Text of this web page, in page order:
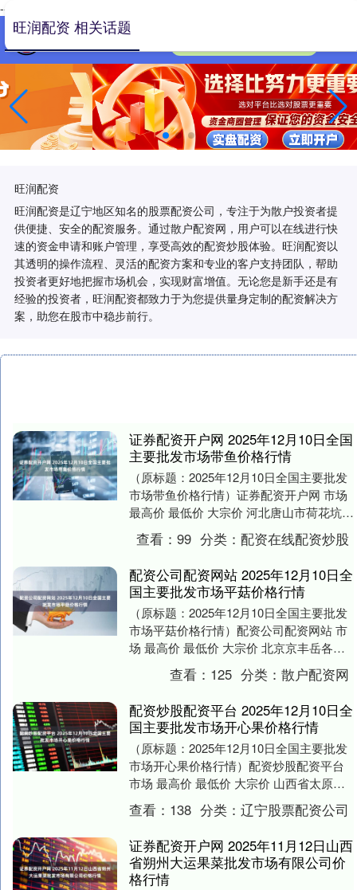
-->
旺润配资
旺润配资是辽宁地区知名的股票配资公司，专注于为散户投资者提
供便捷、安全的配资服务。通过散户配资网，用户可以在线进行快
速的资金申请和账户管理，享受高效的配资炒股体验。旺润配资以
其透明的操作流程、灵活的配资方案和专业的客户支持团队，帮助
投资者更好地把握市场机会，实现财富增值。无论您是新手还是有
经验的投资者，旺润配资都致力于为您提供量身定制的配资解决方
案，助您在股市中稳步前行。
旺润配资 相关话题
证券配资开户网 2025年12月10日全国
主要批发市场带鱼价格行情
（原标题：2025年12月10日全国主要批发
市场带鱼价格行情）证券配资开户网 市场
最高价 最低价 大宗价 河北唐山市荷花坑市
场经营管理有限公司 32.00 3....
查看：99 分类：配资在线配资炒股
配资公司配资网站 2025年12月10日全
国主要批发市场平菇价格行情
（原标题：2025年12月10日全国主要批发
市场平菇价格行情）配资公司配资网站 市
场 最高价 最低价 大宗价 北京京丰岳各庄
农副产品批发市场 8.00 7.00....
查看： 125 分类：散户配资网
配资炒股配资平台 2025年12月10日全
国主要批发市场开心果价格行情
（原标题：2025年12月10日全国主要批发
市场开心果价格行情）配资炒股配资平台
市场 最高价 最低价 大宗价 山西省太原市
河西农产品有限公司 98.00 74....
查看： 138 分类：辽宁股票配资公司
证券配资开户网 2025年11月12日山西
省朔州大运果菜批发市场有限公司价
格行情